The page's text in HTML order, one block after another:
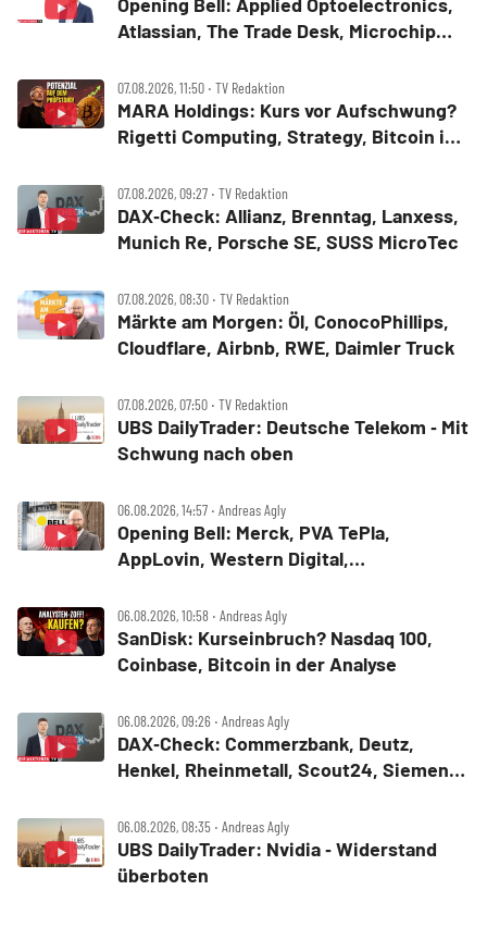
Atlassian, The Trade Desk, Microchip
Digital
07.08.2026, 11:50 ‧ TV Redaktion
MARA Holdings: Kurs vor Aufschwung?
Rigetti Computing, Strategy, Bitcoin in
07.08.2026, 09:27 ‧ TV Redaktion
DAX‑Check: Allianz, Brenntag, Lanxess,
Munich Re, Porsche SE, SUSS MicroTec
07.08.2026, 08:30 ‧ TV Redaktion
Märkte am Morgen: Öl, ConocoPhillips,
Cloudflare, Airbnb, RWE, Daimler Truck
07.08.2026, 07:50 ‧ TV Redaktion
UBS DailyTrader: Deutsche Telekom ‑ Mit
Schwung nach oben
06.08.2026, 14:57 ‧ Andreas Agly
Opening Bell: Merck, PVA TePla,
AppLovin, Western Digital,
06.08.2026, 10:58 ‧ Andreas Agly
SanDisk: Kurseinbruch? Nasdaq 100,
Coinbase, Bitcoin in der Analyse
06.08.2026, 09:26 ‧ Andreas Agly
DAX‑Check: Commerzbank, Deutz,
Henkel, Rheinmetall, Scout24, Siemens,
06.08.2026, 08:35 ‧ Andreas Agly
UBS DailyTrader: Nvidia ‑ Widerstand
überboten